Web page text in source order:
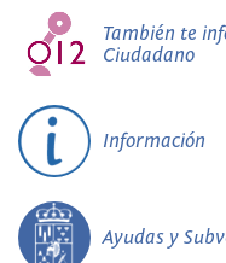
También te
Ciudadano
Información
Ayudas y